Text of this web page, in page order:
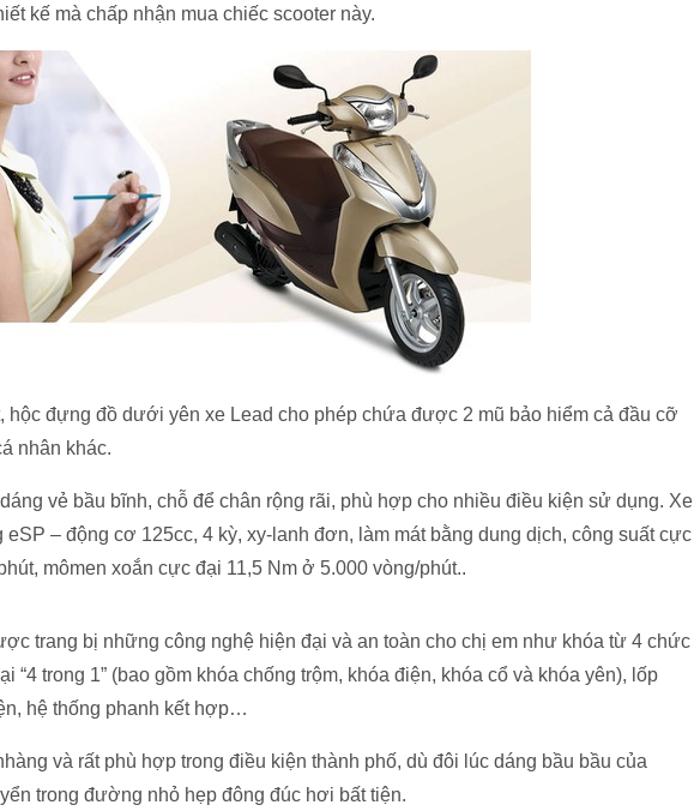
kế mà chấp nhận mua chiếc scooter này.
hộc đựng đồ dưới yên xe Lead cho phép chứa được 2 mũ bảo hiểm cả đầu cỡ
nhân khác.
vẻ bầu bĩnh, chỗ để chân rộng rãi, phù hợp cho nhiều điều kiện sử dụng. Xe
– động cơ 125cc, 4 kỳ, xy-lanh đơn, làm mát bằng dung dịch, công suất cực
mômen xoắn cực đại 11,5 Nm ở 5.000 vòng/phút..
trang bị những công nghệ hiện đại và an toàn cho chị em như khóa từ 4 chức
“4 trong 1” (bao gồm khóa chống trộm, khóa điện, khóa cổ và khóa yên), lốp
hệ thống phanh kết hợp…
và rất phù hợp trong điều kiện thành phố, dù đôi lúc dáng bầu bầu của
trong đường nhỏ hẹp đông đúc hơi bất tiện.